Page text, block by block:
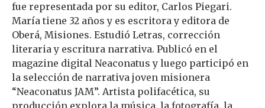
fue representada por su editor, Carlos Piegari.
María tiene 32 años y es escritora y editora de
Oberá, Misiones. Estudió Letras, corrección
literaria y escritura narrativa. Publicó en el
magazine digital Neaconatus y luego participó en
la selección de narrativa joven misionera
“Neaconatus JAM”. Artista polifacética, su
producción explora la música, la fotografía, la